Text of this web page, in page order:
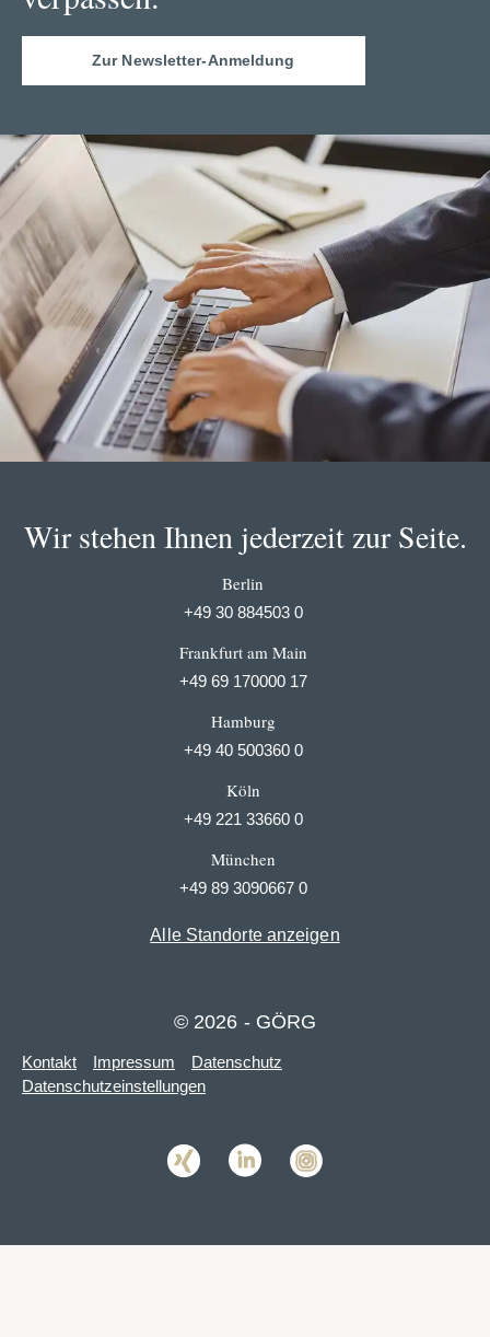
Zur Newsletter-Anmeldung
Wir stehen Ihnen jederzeit zur Seite.
Berlin
+49 30 884503 0
Frankfurt am Main
+49 69 170000 17
Hamburg
+49 40 500360 0
Köln
+49 221 33660 0
München
+49 89 3090667 0
Alle Standorte anzeigen
© 2026 - GÖRG
Kontakt Impressum
Datenschutz
Datenschutzeinstellungen